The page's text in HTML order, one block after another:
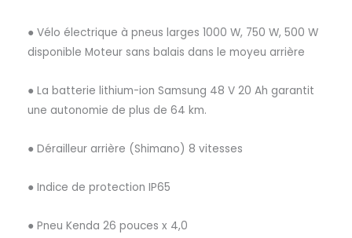
● Vélo électrique à pneus larges 1000 W, 750 W, 500 W
disponible Moteur sans balais dans le moyeu arrière
● La batterie lithium-ion Samsung 48 V 20 Ah garantit
une autonomie de plus de 64 km.
● Dérailleur arrière (Shimano) 8 vitesses
● Indice de protection IP65
● Pneu Kenda 26 pouces x 4,0